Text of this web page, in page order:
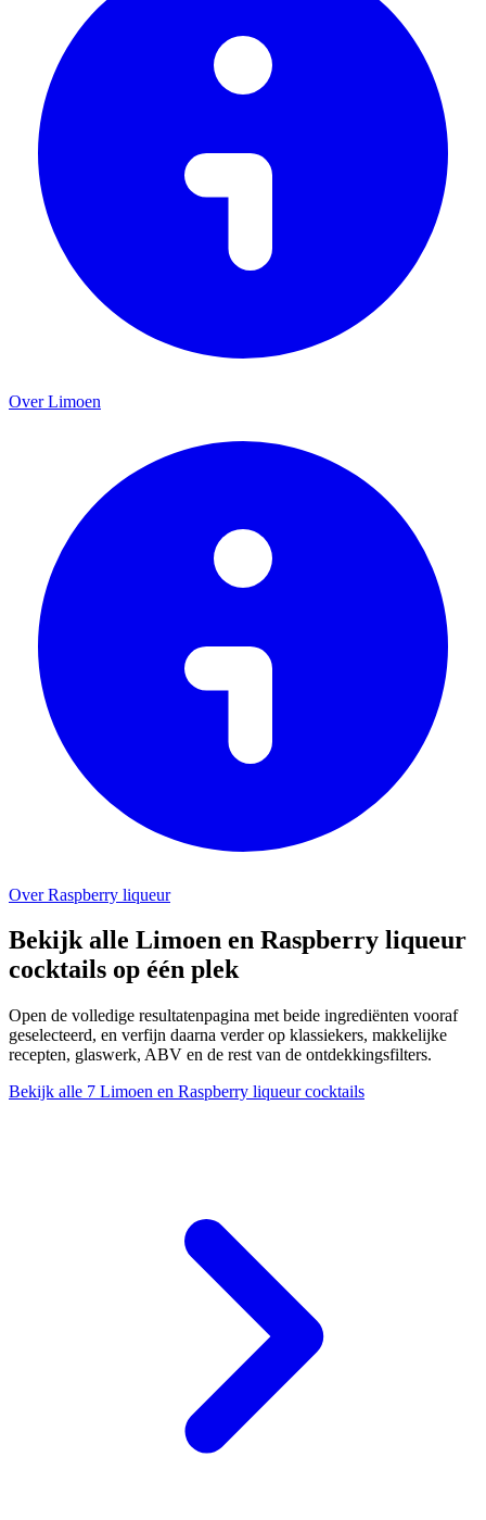
Over Limoen
Over Raspberry liqueur
Bekijk alle Limoen en Raspberry liqueur
cocktails op één plek
Open de volledige resultatenpagina met beide ingrediënten vooraf
geselecteerd, en verfijn daarna verder op klassiekers, makkelijke
recepten, glaswerk, ABV en de rest van de ontdekkingsfilters.
Bekijk alle 7 Limoen en Raspberry liqueur cocktails